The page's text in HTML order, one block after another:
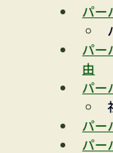
パー
パー
由
パー
パー
パー